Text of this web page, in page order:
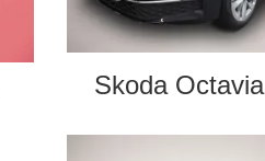
Skoda Octavia